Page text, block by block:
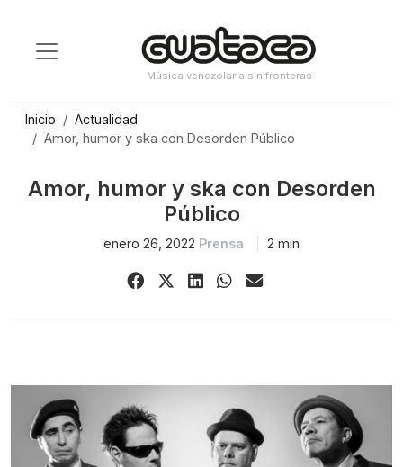
contenido
Música venezolana sin fronteras
Inicio
Actualidad
Amor, humor y ska con Desorden Público
Amor, humor y ska con Desorden
Público
enero 26, 2022 Prensa 2 min
Share Share ShareShareShare